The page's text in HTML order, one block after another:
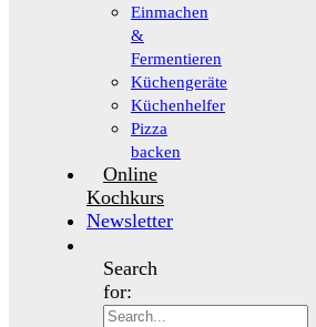
Einmachen
&
Fermentieren
Küchengeräte
Küchenhelfer
Pizza
backen
Online
Kochkurs
Newsletter
Search
for: